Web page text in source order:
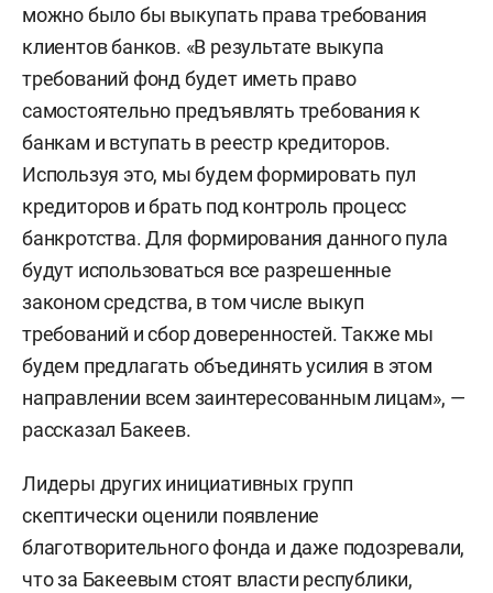
можно было бы выкупать права требования
клиентов банков. «В результате выкупа
требований фонд будет иметь право
самостоятельно предъявлять требования к
банкам и вступать в реестр кредиторов.
Используя это, мы будем формировать пул
кредиторов и брать под контроль процесс
банкротства. Для формирования данного пула
будут использоваться все разрешенные
законом средства, в том числе выкуп
требований и сбор доверенностей. Также мы
будем предлагать объединять усилия в этом
направлении всем заинтересованным лицам», —
рассказал Бакеев.
Лидеры других инициативных групп
скептически оценили появление
благотворительного фонда и даже подозревали,
что за Бакеевым стоят власти республики,